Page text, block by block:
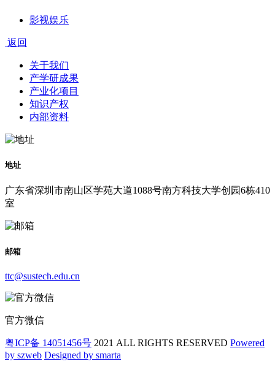
影视娱乐
返回
关于我们
产学研成果
产业化项目
知识产权
内部资料
地址
广东省深圳市南山区学苑大道1088号南方科技大学创园6栋410
室
邮箱
ttc@sustech.edu.cn
官方微信
粤ICP备 14051456号 2021 ALL RIGHTS RESERVED Powered
by szweb Designed by smarta